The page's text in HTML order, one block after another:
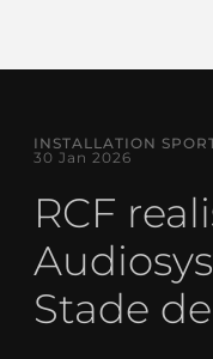
INSTALLATION
30 Jan 2026
RCF
Stade